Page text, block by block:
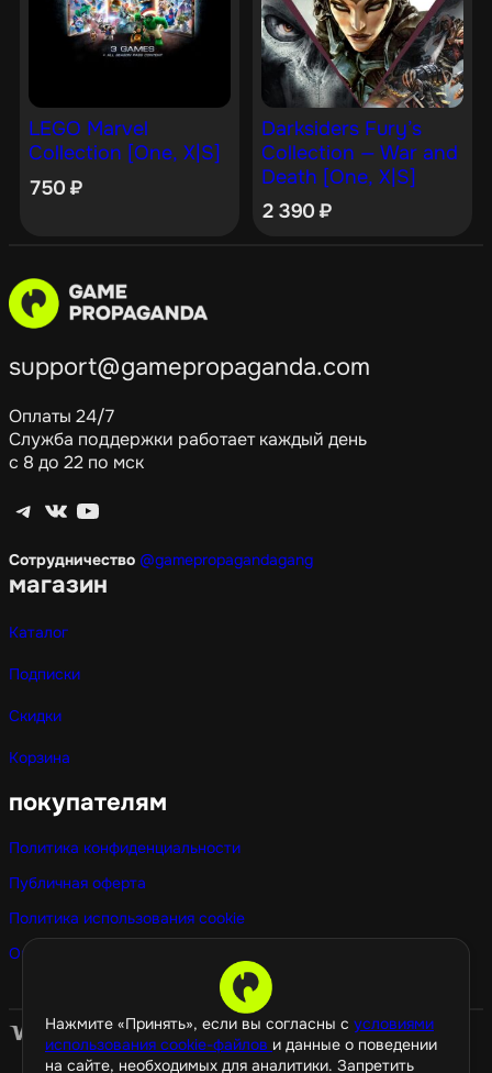
Нажмите «Принять», если вы согласны с условиями
использования cookie-файлов и данные о поведении
на сайте, необходимых для аналитики. Запретить
LEGO Marvel
Collection [One, X|S]
750₽
Darksiders Fury’s
Collection — War and
Death [One, X|S]
2 390₽
support@gamepropaganda.com
Оплаты 24/7
Служба поддержки работает каждый день
с 8 до 22 по мск
Telegram ВКонтакте YouTube
Сотрудничество @gamepropagandagang
магазин
Каталог
Подписки
Скидки
Корзина
покупателям
Политика конфиденциальности
Публичная оферта
Политика использования cookie
Оптовые покупки